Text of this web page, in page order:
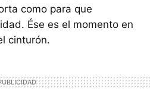
como para que
Ése es el momento en
cinturón.